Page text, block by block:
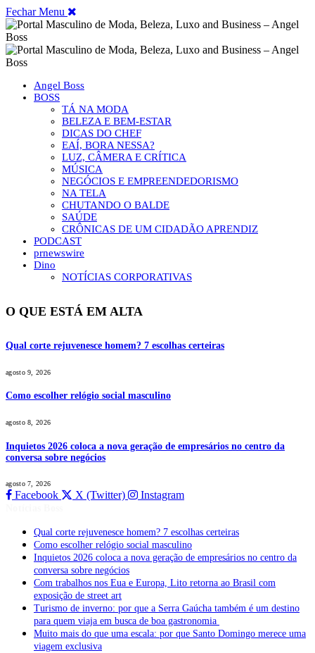
Fechar Menu
Angel Boss
BOSS
TÁ NA MODA
BELEZA E BEM-ESTAR
DICAS DO CHEF
EAÍ, BORA NESSA?
LUZ, CÂMERA E CRÍTICA
MÚSICA
NEGÓCIOS E EMPREENDEDORISMO
NA TELA
CHUTANDO O BALDE
SAÚDE
CRÔNICAS DE UM CIDADÃO APRENDIZ
PODCAST
prnewswire
Dino
NOTÍCIAS CORPORATIVAS
O QUE ESTÁ EM ALTA
Qual corte rejuvenesce homem? 7 escolhas certeiras
agosto 9, 2026
Como escolher relógio social masculino
agosto 8, 2026
Inquietos 2026 coloca a nova geração de empresários no centro da
conversa sobre negócios
agosto 7, 2026
Facebook X (Twitter) Instagram
Qual corte rejuvenesce homem? 7 escolhas certeiras
Como escolher relógio social masculino
Inquietos 2026 coloca a nova geração de empresários no centro da
conversa sobre negócios
Com trabalhos nos Eua e Europa, Lito retorna ao Brasil com
exposição de street art
Turismo de inverno: por que a Serra Gaúcha também é um destino
para quem viaja em busca de boa gastronomia
Muito mais do que uma escala: por que Santo Domingo merece uma
viagem exclusiva